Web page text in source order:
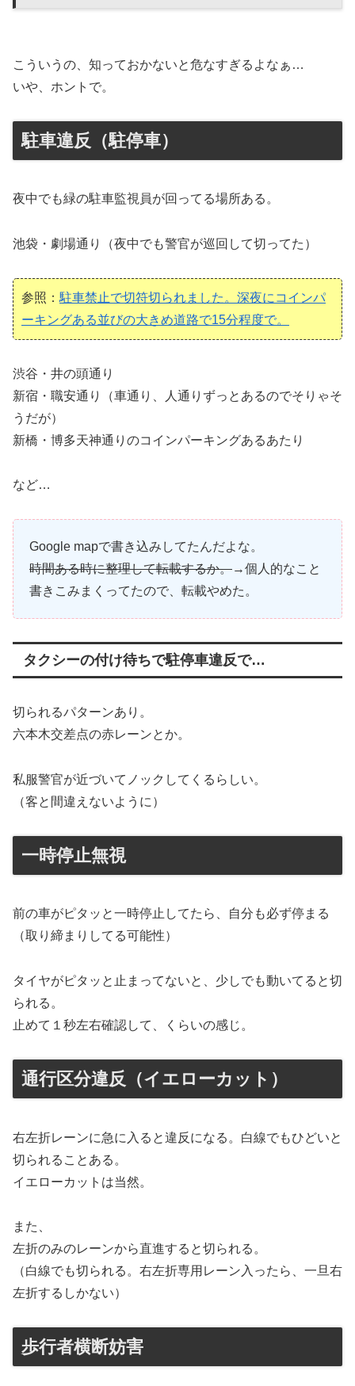
こういうの、知っておかないと危なすぎるよなぁ…
いや、ホントで。
駐車違反（駐停車）
夜中でも緑の駐車監視員が回ってる場所ある。
池袋・劇場通り（夜中でも警官が巡回して切ってた）
参照： 駐車禁止で切符切られました。深夜にコインパ
ーキングある並びの大きめ道路で15分程度で。
渋谷・井の頭通り
新宿・職安通り（車通り、人通りずっとあるのでそりゃそ
うだが）
新橋・博多天神通りのコインパーキングあるあたり
など…
Google mapで書き込みしてたんだよな。
時間ある時に整理して転載するか。→個人的なこと
書きこみまくってたので、転載やめた。
タクシーの付け待ちで駐停車違反で…
切られるパターンあり。
六本木交差点の赤レーンとか。
私服警官が近づいてノックしてくるらしい。
（客と間違えないように）
一時停止無視
前の車がピタッと一時停止してたら、自分も必ず停まる
（取り締まりしてる可能性）
タイヤがピタッと止まってないと、少しでも動いてると切
られる。
止めて１秒左右確認して、くらいの感じ。
通行区分違反（イエローカット）
右左折レーンに急に入ると違反になる。白線でもひどいと
切られることある。
イエローカットは当然。
また、
左折のみのレーンから直進すると切られる。
（白線でも切られる。右左折専用レーン入ったら、一旦右
左折するしかない）
歩行者横断妨害